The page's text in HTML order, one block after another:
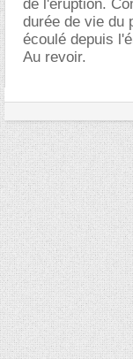
de l'éruption.
durée de vie du
écoulé depuis
Au revoir.